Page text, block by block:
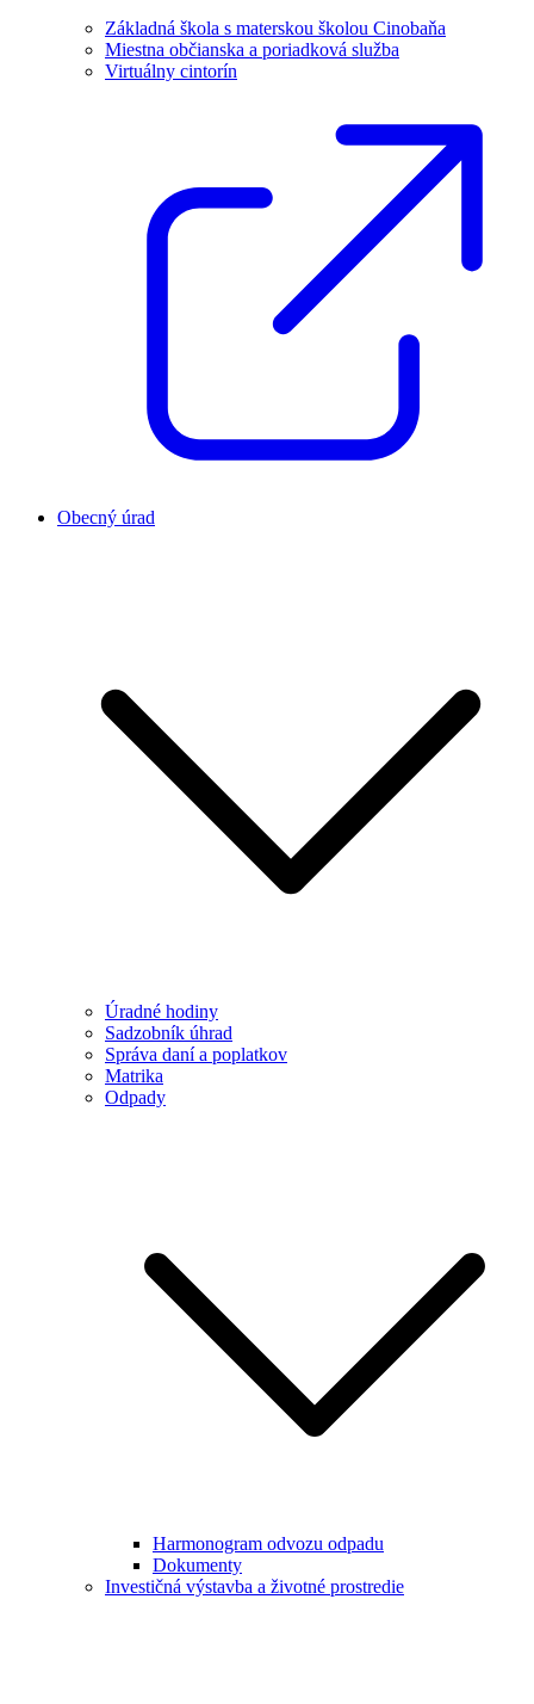
Základná škola s materskou školou Cinobaňa
Miestna občianska a poriadková služba
Virtuálny cintorín
Obecný úrad
Úradné hodiny
Sadzobník úhrad
Správa daní a poplatkov
Matrika
Odpady
Harmonogram odvozu odpadu
Dokumenty
Investičná výstavba a životné prostredie